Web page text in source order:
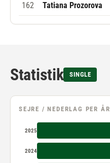
162 Tatiana Prozorova
Statistik SINGLE
SEJRE / NEDERLAG PER ÅR
2025
2024